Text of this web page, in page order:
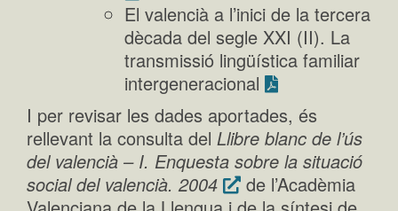
El valencià a l’inici de la tercera
dècada del segle XXI (II). La
transmissió lingüística familiar
intergeneracional
I per revisar les dades aportades, és
rellevant la consulta del Llibre blanc de l’ús
del valencià – I. Enquesta sobre la situació
social del valencià. 2004
de l’Acadèmia